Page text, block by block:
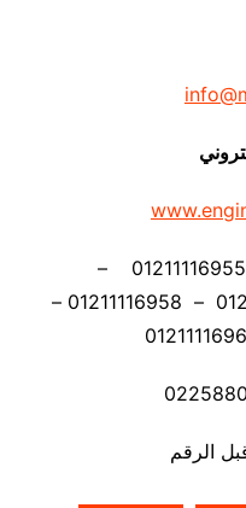
موبايل: 01211116954 – 01211116955 –
01211116956 – 01211116957 – 01211116958 –